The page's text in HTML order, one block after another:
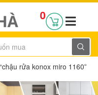
0
rửa konox miro 1160”